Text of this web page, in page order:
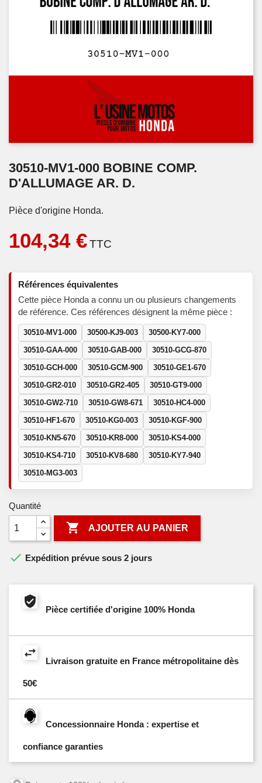
30510-MV1-000 BOBINE COMP.
D'ALLUMAGE AR. D.
Pièce d'origine Honda.
104,34 €TTC
Références équivalentes
Cette pièce Honda a connu un ou plusieurs changements
de référence. Ces références désignent la même pièce :
30510-MV1-000 30500-KJ9-003
30500-KY7-000
30510-GAA-000
30510-GAB-000
30510-GCG-870
30510-GCH-000
30510-GCM-900
30510-GE1-670
30510-GR2-010
30510-GR2-405
30510-GT9-000
30510-GW2-710
30510-GW8-671
30510-HC4-000
30510-HF1-670
30510-KG0-003
30510-KGF-900
30510-KN5-670
30510-KR8-000
30510-KS4-000
30510-KS4-710
30510-KV8-680
30510-KY7-940
30510-MG3-003
Quantité
 AJOUTER AU PANIER
 Expédition prévue sous 2 jours
Pièce certifiée d'origine 100% Honda
Livraison gratuite en France métropolitaine dès
50€
Concessionnaire Honda : expertise et
confiance garanties